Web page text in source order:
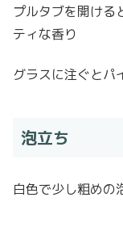
プルタブを開ける
ティな香り
グラスに注ぐとパ
泡立ち
白色で少し粗めの